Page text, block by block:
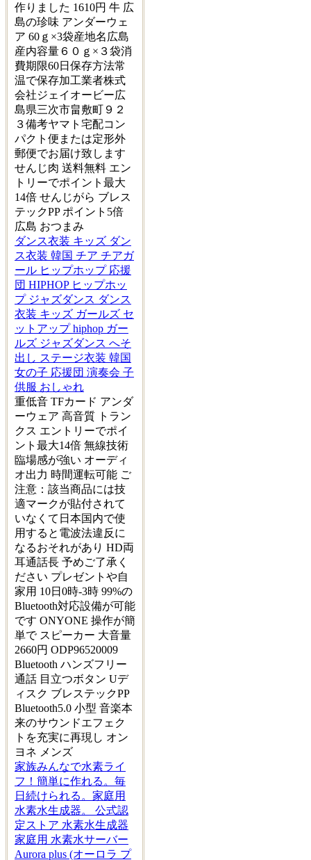
作りました 1610円 牛 広
島の珍味 アンダーウェ
ア 60ｇ×3袋産地名広島
産内容量６０ｇ×３袋消
費期限60日保存方法常
温で保存加工業者株式
会社ジェイオービー広
島県三次市畠敷町９２
３備考ヤマト宅配コン
パクト便または定形外
郵便でお届け致します
せんじ肉 送料無料 エン
トリーでポイント最大
14倍 せんじがら ブレス
テックPP ポイント5倍
広島 おつまみ
ダンス衣装 キッズ ダン
ス衣装 韓国 チア チアガ
ール ヒップホップ 応援
団 HIPHOP ヒップホッ
プ ジャズダンス ダンス
衣装 キッズ ガールズ セ
ットアップ hiphop ガー
ルズ ジャズダンス へそ
出し ステージ衣装 韓国
女の子 応援団 演奏会 子
供服 おしゃれ
重低音 TFカード アンダ
ーウェア 高音質 トラン
クス エントリーでポイ
ント最大14倍 無線技術
臨場感が強い オーディ
オ出力 時間運転可能 ご
注意：該当商品には技
適マークが貼付されて
いなくて日本国内で使
用すると電波法違反に
なるおそれがあり HD両
耳通話長 予めご了承く
ださい プレゼントや自
家用 10日0時-3時 99%の
Bluetooth対応設備が可能
です ONYONE 操作が簡
単で スピーカー 大音量
2660円 ODP96520009
Bluetooth ハンズフリー
通話 目立つボタン Uデ
ィスク ブレステックPP
Bluetooth5.0 小型 音楽本
来のサウンドエフェク
トを充実に再現し オン
ヨネ メンズ
家族みんなで水素ライ
フ！簡単に作れる。毎
日続けられる。家庭用
水素水生成器。 公式認
定ストア 水素水生成器
家庭用 水素水サーバー
Aurora plus (オーロラ プ